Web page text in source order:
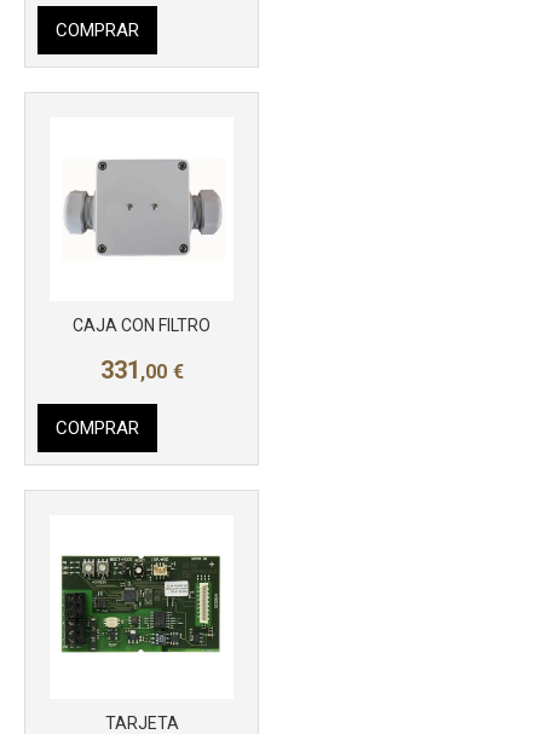
COMPRAR
CAJA CON FILTRO
331 ,00 €
COMPRAR
TARJETA
Más info
Más info